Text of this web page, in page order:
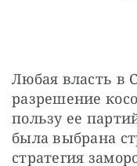
Любая власть в
разрешение
пользу ее
была выбрана
стратегия